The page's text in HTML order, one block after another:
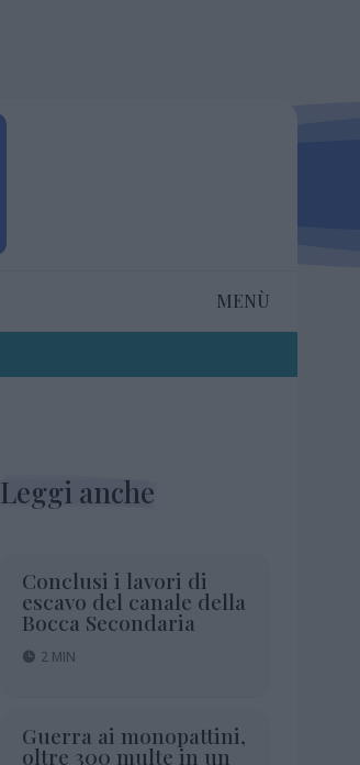
MENÙ
Leggi anche
Conclusi i lavori di
escavo del canale della
Bocca Secondaria
2 MIN
Guerra ai monopattini,
oltre 300 multe in un